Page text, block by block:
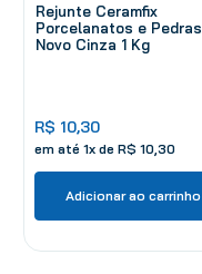
Rejunte Ceramfix
Porcelanatos e Pedras
Novo Cinza 1 Kg
R$ 10,30
em até 1x de R$ 10 30
Adicionar ao carrinho